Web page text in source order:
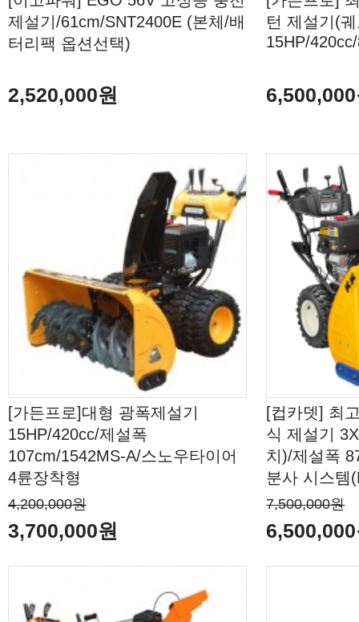
제설기/61cm/SNT2400E (본체/배
터리팩 옵션선택)
2,520,000원
턴 제설기(
15HP/
[가든프로]대형 광폭제설기
15HP/420cc/제설폭
107cm/1542MS-A/스노우타이어
4륜장착형
4,200,000원
3,700,000원
[컵카뎃] 최
식 제설기
치)/제설폭
분사 시스템
7,500,000원